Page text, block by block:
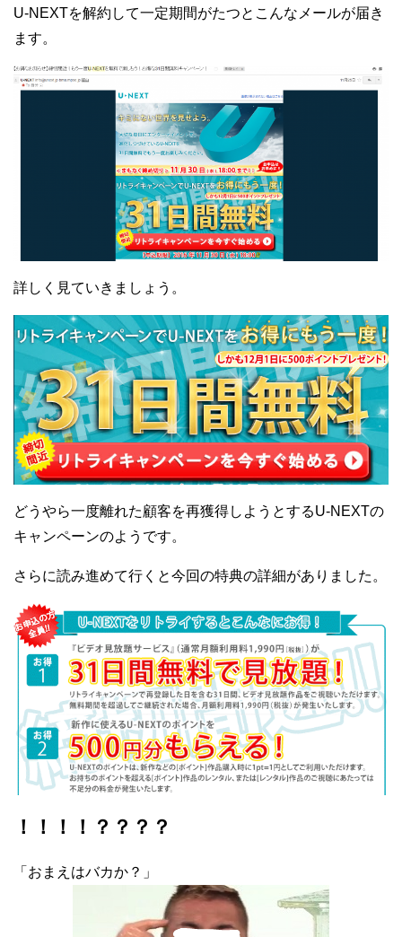
U-NEXTを解約して一定期間がたつとこんなメールが届き
ます。
詳しく見ていきましょう。
どうやら一度離れた顧客を再獲得しようとするU-NEXTの
キャンペーンのようです。
さらに読み進めて行くと今回の特典の詳細がありました。
！！！！？？？？
「おまえはバカか？」